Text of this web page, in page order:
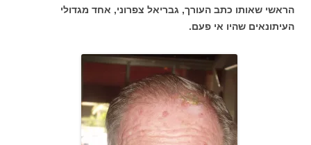
הראשי שאותו כתב העורך, גבריאל צפרוני, אחד מגדולי
העיתונאים שהיו אי פעם.